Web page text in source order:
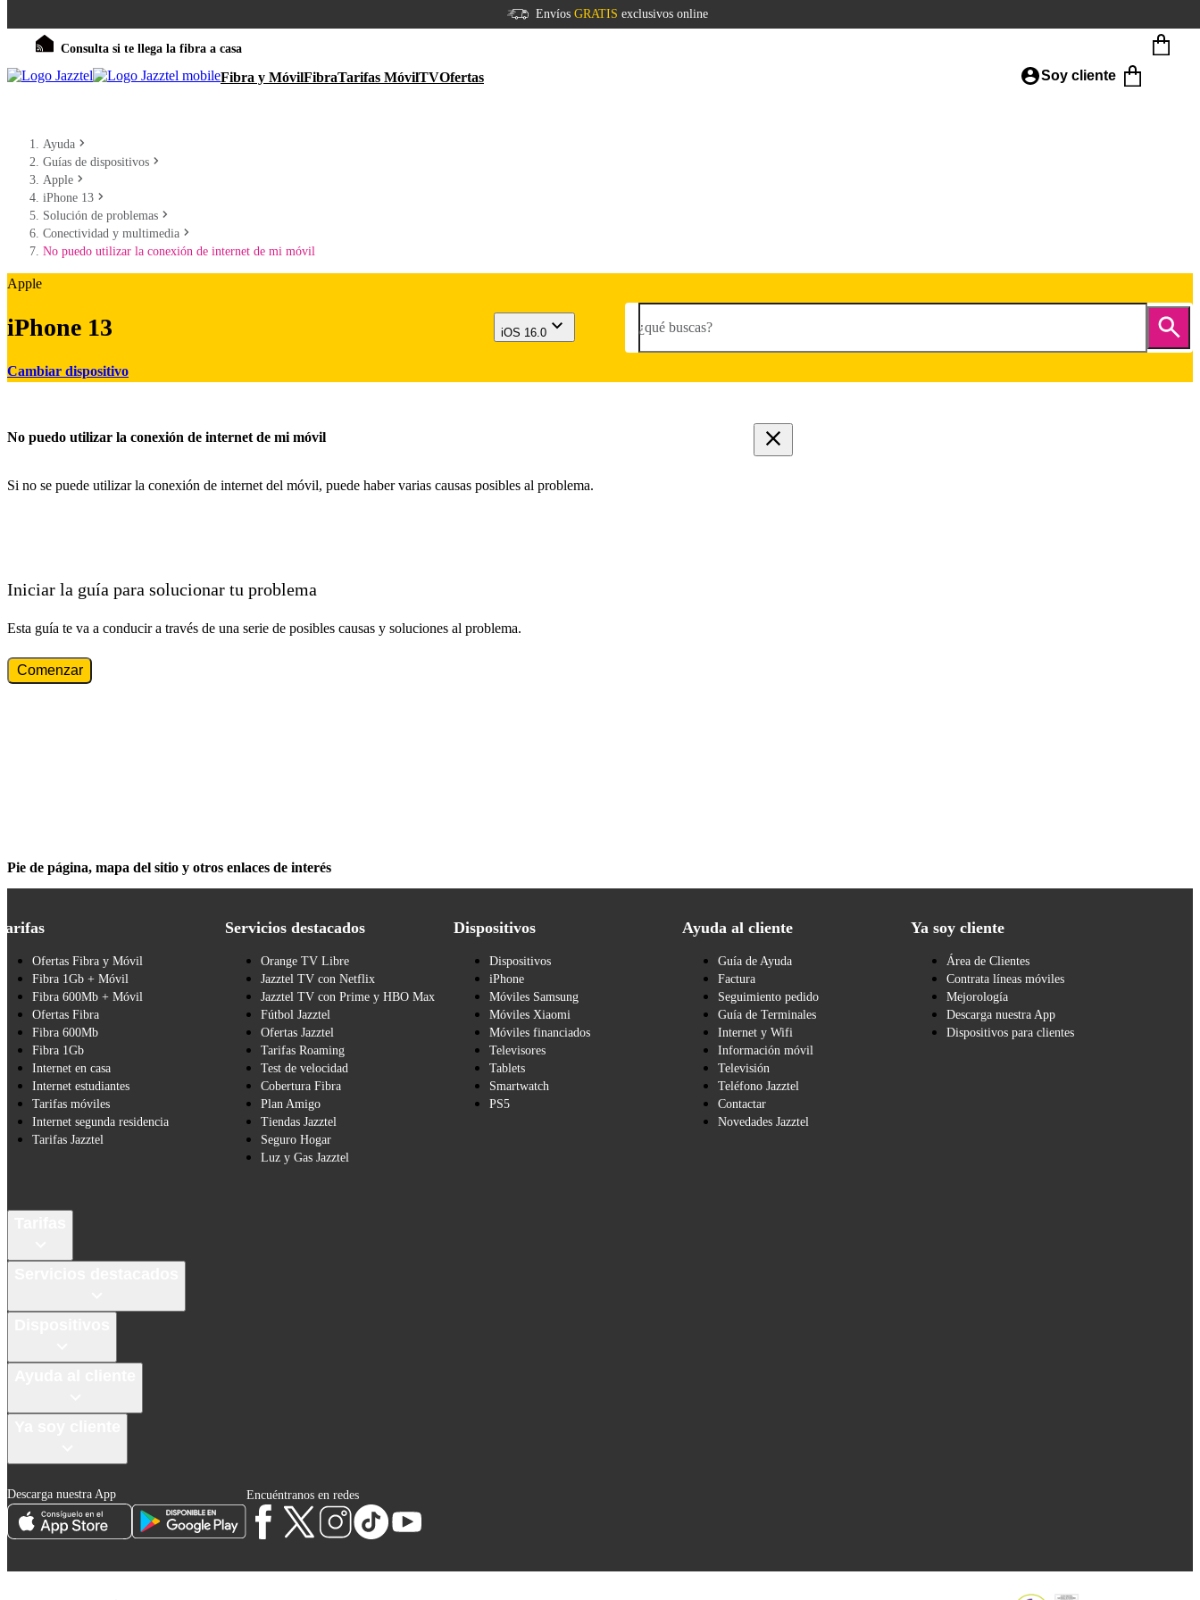
Envíos GRATIS exclusivos online
Consulta si te llega la fibra a casa
Fibra y MóvilFibraTarifas MóvilTVOfertas Soy cliente
Ayuda
Guías de dispositivos
Apple
iPhone 13
Solución de problemas
Conectividad y multimedia
No puedo utilizar la conexión de internet de mi móvil
Apple
iPhone 13
Cambiar dispositivo
iOS 16.0 ¿qué buscas?
No puedo utilizar la conexión de internet de mi móvil
Si no se puede utilizar la conexión de internet del móvil, puede haber varias causas posibles al problema.
Iniciar la guía para solucionar tu problema
Esta guía te va a conducir a través de una serie de posibles causas y soluciones al problema.
Comenzar
Pie de página, mapa del sitio y otros enlaces de interés
Ofertas Fibra y Móvil
Fibra 1Gb + Móvil
Fibra 600Mb + Móvil
Ofertas Fibra
Fibra 600Mb
Fibra 1Gb
Internet en casa
Internet estudiantes
Tarifas móviles
Internet segunda residencia
Tarifas Jazztel
Servicios destacados
Orange TV Libre
Jazztel TV con Netflix
Jazztel TV con Prime y HBO Max
Fútbol Jazztel
Ofertas Jazztel
Tarifas Roaming
Test de velocidad
Cobertura Fibra
Plan Amigo
Tiendas Jazztel
Seguro Hogar
Luz y Gas Jazztel
Dispositivos
Dispositivos
iPhone
Móviles Samsung
Móviles Xiaomi
Móviles financiados
Televisores
Tablets
Smartwatch
PS5
Ayuda al cliente
Guía de Ayuda
Factura
Seguimiento pedido
Guía de Terminales
Internet y Wifi
Información móvil
Televisión
Teléfono Jazztel
Contactar
Novedades Jazztel
Ya soy cliente
Área de Clientes
Contrata líneas móviles
Mejorología
Descarga nuestra App
Dispositivos para clientes
Descarga nuestra App Encuéntranos en redes